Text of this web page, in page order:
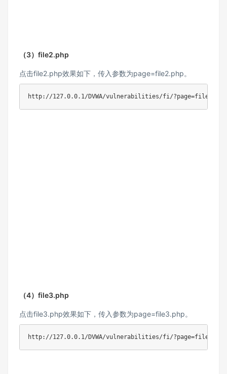
（3）file2.php
点击file2.php效果如下，传入参数为page=file2.php。
http://127.0.0.1/DVWA/vulnerabilities/fi/?page=file2.php
（4）file3.php
点击file3.php效果如下，传入参数为page=file3.php。
http://127.0.0.1/DVWA/vulnerabilities/fi/?page=file3.php